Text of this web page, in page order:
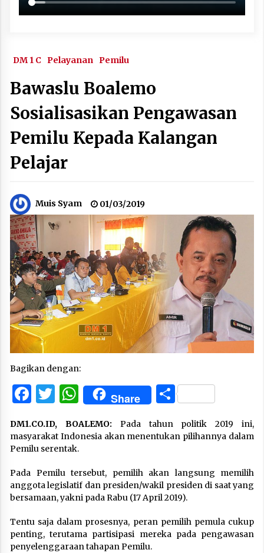
DM 1 C Pelayanan Pemilu
Bawaslu Boalemo
Sosialisasikan Pengawasan
Pemilu Kepada Kalangan
Pelajar
Muis Syam 01/03/2019
Bagikan dengan:
Facebook
Twitter
WhatsApp
Share Share
DM1.CO.ID, BOALEMO: Pada tahun politik 2019 ini,
masyarakat Indonesia akan menentukan pilihannya dalam
Pemilu serentak.
Pada Pemilu tersebut, pemilih akan langsung memilih
anggota legislatif dan presiden/wakil presiden di saat yang
bersamaan, yakni pada Rabu (17 April 2019).
Tentu saja dalam prosesnya, peran pemilih pemula cukup
penting, terutama partisipasi mereka pada pengawasan
penyelenggaraan tahapan Pemilu.